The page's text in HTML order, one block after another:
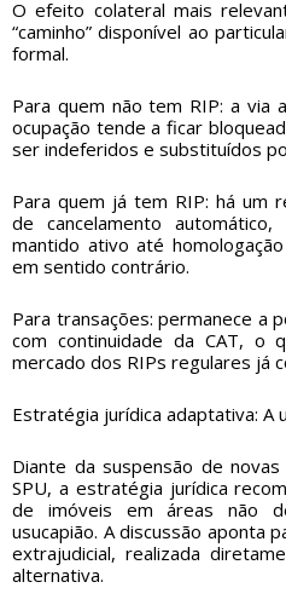
O efeito colateral mais
“caminho” disponível ao
formal.
Para quem não tem RIP: a via
ocupação tende a ficar
ser indeferidos e substituídos
Para quem já tem RIP: há um
de cancelamento
mantido ativo até
em sentido contrário.
Para transações: permanece a
com continuidade da CAT, o
mercado dos RIPs regulares já
Estratégia jurídica adaptativa: A
Diante da suspensão de
SPU, a estratégia jurídica
de imóveis em áreas não
usucapião. A discussão aponta
extrajudicial, realizada
alternativa.